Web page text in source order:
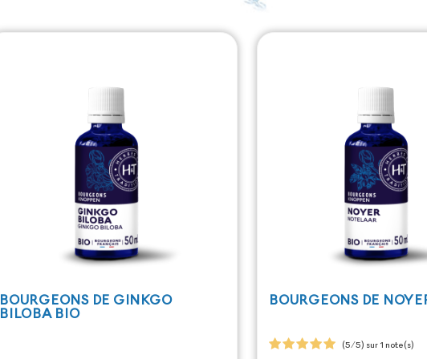
BOURGEONS DE GINKGO
BILOBA BIO
BOURGEONS DE
(5/5) sur 1 note(s)